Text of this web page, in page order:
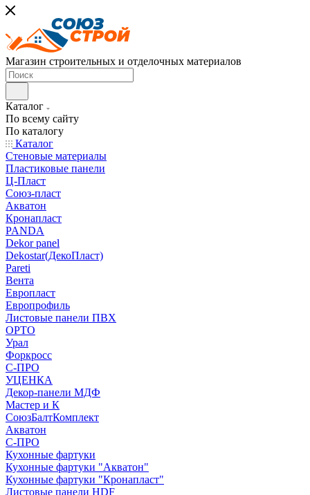
Магазин строительных и отделочных материалов
Каталог
По всему сайту
По каталогу
Каталог
Стеновые материалы
Пластиковые панели
Ц-Пласт
Союз-пласт
Акватон
Кронапласт
PANDA
Dekor panel
Dekostar(ДекоПласт)
Pareti
Вента
Европласт
Европрофиль
Листовые панели ПВХ
ОРТО
Урал
Форкросс
С-ПРО
УЦЕНКА
Декор-панели МДФ
Мастер и К
СоюзБалтКомплект
Акватон
С-ПРО
Кухонные фартуки
Кухонные фартуки "Акватон"
Кухонные фартуки "Кронапласт"
Листовые панели HDF